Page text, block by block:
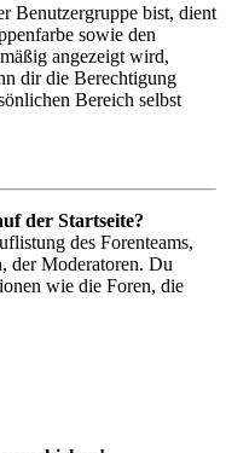
Benutzergruppe bist, dient
sowie den
angezeigt wird,
dir die Berechtigung
Bereich selbst
der Startseite?
des Forenteams,
der Moderatoren. Du
wie die Foren, die